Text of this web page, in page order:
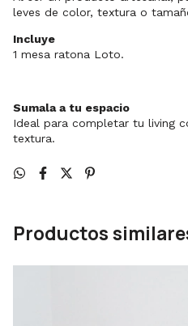
leves de color, textura o
Incluye
1 mesa ratona Loto.
Sumala a tu espacio
Ideal para completar tu living
textura.
Productos